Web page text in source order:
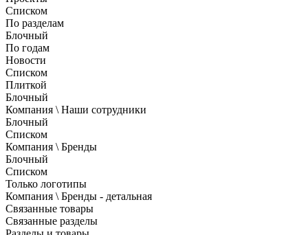
Списком
По разделам
Блочный
По годам
Новости
Списком
Плиткой
Блочный
Компания \ Наши сотрудники
Блочный
Списком
Компания \ Бренды
Блочный
Списком
Только логотипы
Компания \ Бренды - детальная
Связанные товары
Связанные разделы